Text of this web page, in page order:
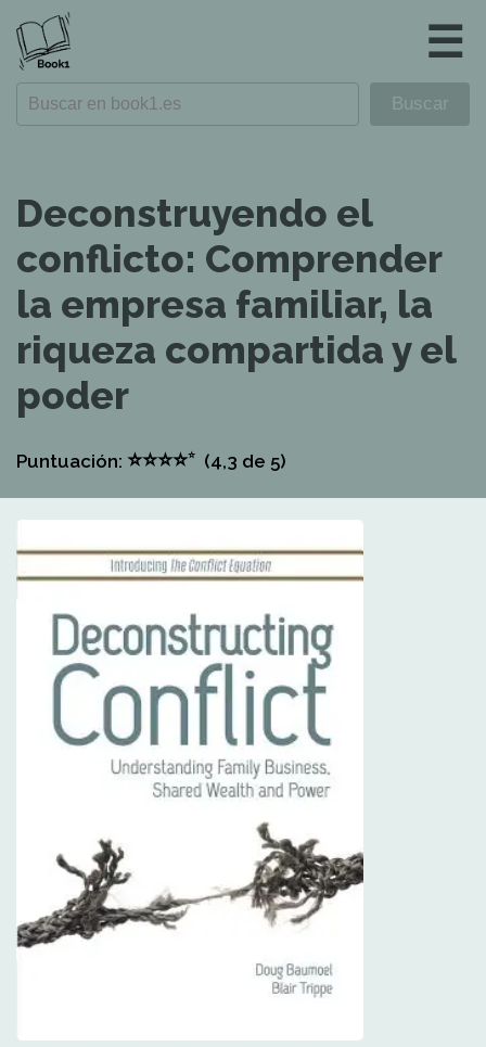
☰
Deconstruyendo el
conflicto: Comprender
la empresa familiar, la
riqueza compartida y el
poder
Puntuación: ⭐⭐⭐⭐⭐ (4,3 de 5)